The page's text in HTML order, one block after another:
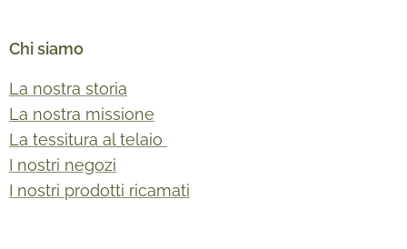
Chi siamo
La nostra storia
La nostra missione
La tessitura al telaio
I nostri negozi
I nostri prodotti ricamati